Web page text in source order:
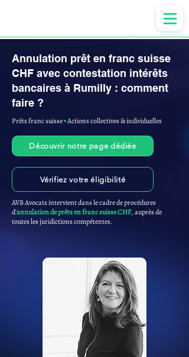
Annulation prêt en franc suisse
CHF avec contestation intérêts
bancaires à Rumilly : comment
faire ?
Prêts franc suisse▪︎Actions collectives & individuelles
Découvrir notre page dédiée
Vérifiez votre éligibilité
AVB Avocats intervient dans le cadre de procédures
d'annulation de prêts en franc suisse CHF, auprès de
toutes les juridictions compétentes.